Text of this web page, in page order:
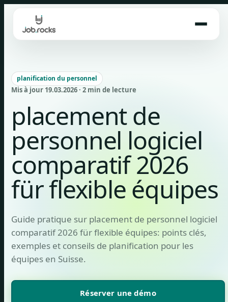
content
planification du personnel
Mis à jour 19.03.2026 · 2 min de lecture
placement de
personnel logiciel
comparatif 2026
für flexible équipes
Guide pratique sur placement de personnel logiciel
comparatif 2026 für flexible équipes: points clés,
exemples et conseils de planification pour les
équipes en Suisse.
Réserver une démo